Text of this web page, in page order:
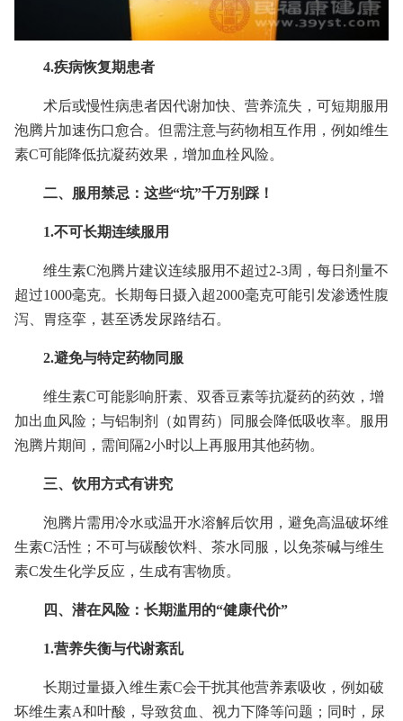
4.疾病恢复期患者
术后或慢性病患者因代谢加快、营养流失，可短期服用
泡腾片加速伤口愈合。但需注意与药物相互作用，例如维生
素C可能降低抗凝药效果，增加血栓风险。
二、服用禁忌：这些“坑”千万别踩！
1.不可长期连续服用
维生素C泡腾片建议连续服用不超过2-3周，每日剂量不
超过1000毫克。长期每日摄入超2000毫克可能引发渗透性腹
泻、胃痉挛，甚至诱发尿路结石。
2.避免与特定药物同服
维生素C可能影响肝素、双香豆素等抗凝药的药效，增
加出血风险；与铝制剂（如胃药）同服会降低吸收率。服用
泡腾片期间，需间隔2小时以上再服用其他药物。
三、饮用方式有讲究
泡腾片需用冷水或温开水溶解后饮用，避免高温破坏维
生素C活性；不可与碳酸饮料、茶水同服，以免茶碱与维生
素C发生化学反应，生成有害物质。
四、潜在风险：长期滥用的“健康代价”
1.营养失衡与代谢紊乱
长期过量摄入维生素C会干扰其他营养素吸收，例如破
坏维生素A和叶酸，导致贫血、视力下降等问题；同时，尿